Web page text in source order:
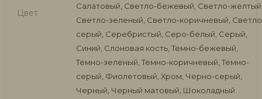
Цвет
Салатовый, Светло-бежевый, Светло-
Светло-зеленый, Светло-коричневый,
серый, Серебристый, Серо-белый, Серый,
Синий, Слоновая кость, Темно-бежевый,
Темно-зеленый, Темно-коричневый, Темно-
серый, Фиолетовый, Хром, Черно-серый,
Черный, Черный матовый, Шоколадный